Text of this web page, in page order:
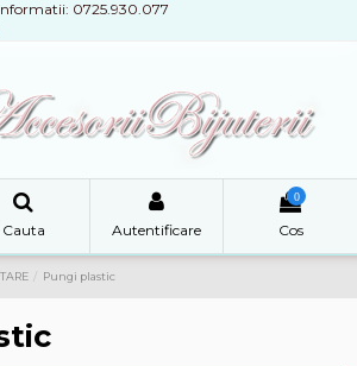
0725.930.077
Cauta Autentificare
0
Cos
Pungi plastic